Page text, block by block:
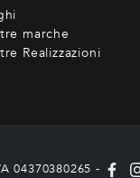
marche
Realizzazioni
04370380265 -